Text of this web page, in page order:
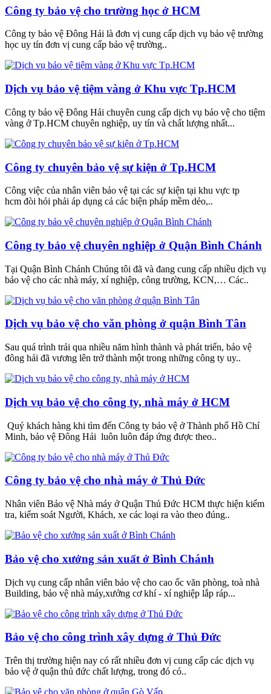
Công ty bảo vệ cho trường học ở HCM
Công ty bảo vệ Đông Hải là đơn vị cung cấp dịch vụ bảo vệ trường
học uy tín đơn vị cung cấp bảo vệ trường..
Dịch vụ bảo vệ tiệm vàng ở Khu vực Tp.HCM
Công ty bảo vệ Đông Hải chuyên cung cấp dịch vụ bảo vệ cho tiệm
vàng ở Tp.HCM chuyên nghiệp, uy tín và chất lượng nhất...
Công ty chuyên bảo vệ sự kiện ở Tp.HCM
Công việc của nhân viên bảo vệ tại các sự kiện tại khu vực tp
hcm đòi hỏi phải áp dụng cả các biện pháp mềm dẻo,..
Công ty bảo vệ chuyên nghiệp ở Quận Bình Chánh
Tại Quận Bình Chánh Chúng tôi đã và đang cung cấp nhiều dịch vụ
bảo vệ cho các nhà máy, xí nghiệp, công trường, KCN,… Các..
Dịch vụ bảo vệ cho văn phòng ở quận Bình Tân
Sau quá trình trải qua nhiều năm hình thành và phát triển, bảo vệ
đông hải đã vương lên trở thành một trong những công ty uy..
Dịch vụ bảo vệ cho công ty, nhà máy ở HCM
Quý khách hàng khi tìm đến Công ty bảo vệ ở Thành phố Hồ Chí
Minh, bảo vệ Đông Hải luôn luôn đáp ứng được theo..
Công ty bảo vệ cho nhà máy ở Thủ Đức
Nhân viên Bảo vệ Nhà máy ở Quận Thủ Đức HCM thực hiện kiểm
tra, kiểm soát Người, Khách, xe các loại ra vào theo đúng..
Bảo vệ cho xưởng sản xuất ở Bình Chánh
Dịch vụ cung cấp nhân viên bảo vệ cho cao ốc văn phòng, toà nhà
Building, bảo vệ nhà máy,xưởng cơ khí - xí nghiệp lắp ráp...
Bảo vệ cho công trình xây dựng ở Thủ Đức
Trên thị trường hiện nay có rất nhiều đơn vị cung cấp các dịch vụ
bảo vệ ở quận thủ đức chất lượng, trong đó có..